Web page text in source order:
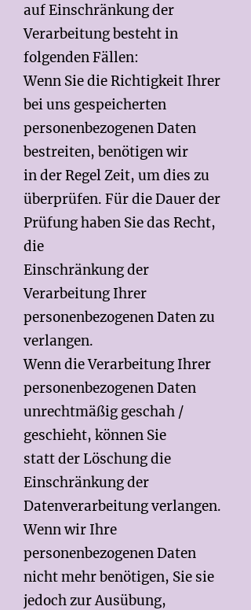
auf Einschränkung der
Verarbeitung besteht in
folgenden Fällen:
Wenn Sie die Richtigkeit Ihrer
bei uns gespeicherten
personenbezogenen Daten
bestreiten, benötigen wir
in der Regel Zeit, um dies zu
überprüfen. Für die Dauer der
Prüfung haben Sie das Recht,
die
Einschränkung der
Verarbeitung Ihrer
personenbezogenen Daten zu
verlangen.
Wenn die Verarbeitung Ihrer
personenbezogenen Daten
unrechtmäßig geschah /
geschieht, können Sie
statt der Löschung die
Einschränkung der
Datenverarbeitung verlangen.
Wenn wir Ihre
personenbezogenen Daten
nicht mehr benötigen, Sie sie
jedoch zur Ausübung,